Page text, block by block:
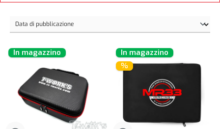
In magazzino
In magazzino
%